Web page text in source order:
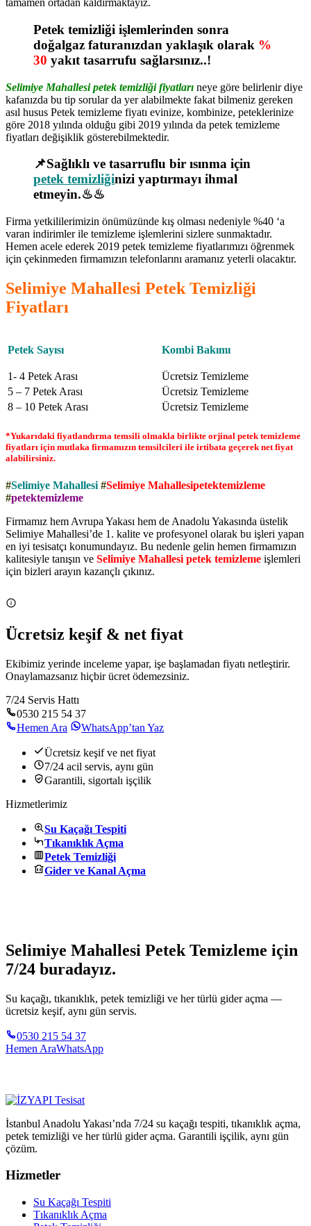
tamamen ortadan kaldırmaktayız.
Petek temizliği işlemlerinden sonra
doğalgaz faturanızdan yaklaşık olarak %
30 yakıt tasarrufu sağlarsınız..!
Selimiye Mahallesi petek temizliği fiyatları neye göre belirlenir diye
kafanızda bu tip sorular da yer alabilmekte fakat bilmeniz gereken
asıl husus Petek temizleme fiyatı evinize, kombinize, peteklerinize
göre 2018 yılında olduğu gibi 2019 yılında da petek temizleme
fiyatları değişiklik gösterebilmektedir.
📌Sağlıklı ve tasarruflu bir ısınma için
petek temizliğinizi yaptırmayı ihmal
etmeyin.♨♨
Firma yetkililerimizin önümüzünde kış olması nedeniyle %40 ‘a
varan indirimler ile temizleme işlemlerini sizlere sunmaktadır.
Hemen acele ederek 2019 petek temizleme fiyatlarımızı öğrenmek
için çekinmeden firmamızın telefonlarını aramanız yeterli olacaktır.
Selimiye Mahallesi Petek Temizliği
Fiyatları
Petek Sayısı Kombi Bakımı
1- 4 Petek Arası
Ücretsiz Temizleme
5 – 7 Petek Arası
Ücretsiz Temizleme
8 – 10 Petek Arası
Ücretsiz Temizleme
*Yukarıdaki fiyatlandırma temsili olmakla birlikte orjinal petek temizleme
fiyatları için mutlaka firmamızın temsilcileri ile irtibata geçerek net fiyat
alabilirsiniz.
#Selimiye Mahallesi #Selimiye Mahallesipetektemizleme
#petektemizleme
Firmamız hem Avrupa Yakası hem de Anadolu Yakasında üstelik
Selimiye Mahallesi’de 1. kalite ve profesyonel olarak bu işleri yapan
en iyi tesisatçı konumundayız. Bu nedenle gelin hemen firmamızın
kalitesiyle tanışın ve Selimiye Mahallesi petek temizleme işlemleri
için bizleri arayın kazançlı çıkınız.
Ücretsiz keşif & net fiyat
Ekibimiz yerinde inceleme yapar, işe başlamadan fiyatı netleştirir.
Onaylamazsanız hiçbir ücret ödemezsiniz.
7/24 Servis Hattı
0530 215 54 37
Hemen Ara
WhatsApp’tan Yaz
Ücretsiz keşif ve net fiyat
7/24 acil servis, aynı gün
Garantili, sigortalı işçilik
Hizmetlerimiz
Su Kaçağı Tespiti
Tıkanıklık Açma
Petek Temizliği
Gider ve Kanal Açma
Selimiye Mahallesi Petek Temizleme için
7/24 buradayız.
Su kaçağı, tıkanıklık, petek temizliği ve her türlü gider açma —
ücretsiz keşif, aynı gün servis.
0530 215 54 37
Hemen AraWhatsApp
İstanbul Anadolu Yakası’nda 7/24 su kaçağı tespiti, tıkanıklık açma,
petek temizliği ve her türlü gider açma. Garantili işçilik, aynı gün
çözüm.
Hizmetler
Su Kaçağı Tespiti
Tıkanıklık Açma